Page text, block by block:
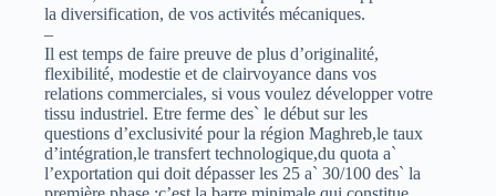
la diversification, de vos activités mécaniques.
–
Il est temps de faire preuve de plus d’originalité,
flexibilité, modestie et de clairvoyance dans vos
relations commerciales, si vous voulez développer votre
tissu industriel. Etre ferme des` le début sur les
questions d’exclusivité pour la région Maghreb,le taux
d’intégration,le transfert technologique,du quota a`
l’exportation qui doit dépasser les 25 a` 30/100 des` la